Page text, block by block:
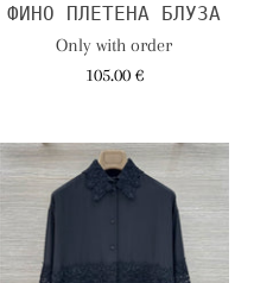
ФИНО ПЛЕТЕНА БЛУЗА
Only with order
105.00 €